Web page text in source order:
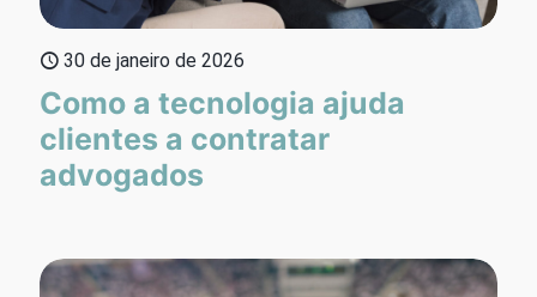
30 de janeiro de 2026
Como a tecnologia ajuda
clientes a contratar
advogados